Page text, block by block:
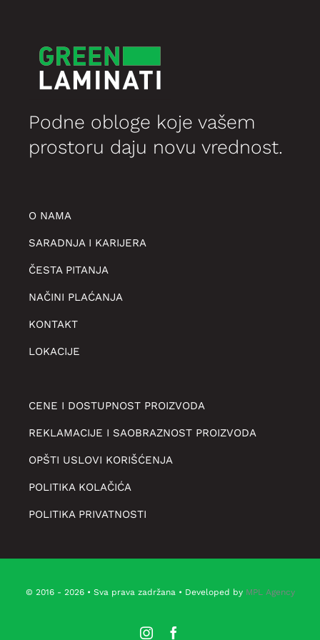
Podne obloge koje vašem
prostoru daju novu vrednost.
O NAMA
SARADNJA I KARIJERA
ČESTA PITANJA
NAČINI PLAĆANJA
KONTAKT
LOKACIJE
CENE I DOSTUPNOST PROIZVODA
REKLAMACIJE I SAOBRAZNOST PROIZVODA
OPŠTI USLOVI KORIŠĆENJA
POLITIKA KOLAČIĆA
POLITIKA PRIVATNOSTI
© 2016 - 2026 • Sva prava zadržana • Developed by MPL Agency